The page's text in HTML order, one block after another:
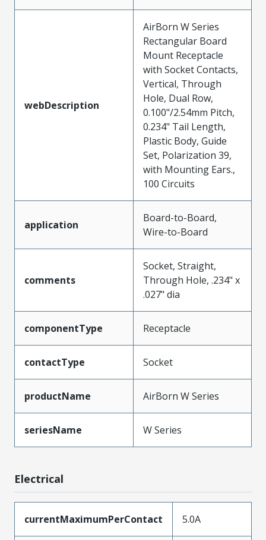
webDescription
AirBorn W Series
Rectangular Board
Mount Receptacle
with Socket Contacts,
Vertical, Through
Hole, Dual Row,
0.100"/2.54mm Pitch,
0.234" Tail Length,
Plastic Body, Guide
Set, Polarization 39,
with Mounting Ears.,
100 Circuits
application
Board-to-Board,
Wire-to-Board
comments
Socket, Straight,
Through Hole, .234" x
.027" dia
componentType Receptacle
contactType Socket
productName AirBorn W Series
seriesName W Series
Electrical
currentMaximumPerContact 5.0A